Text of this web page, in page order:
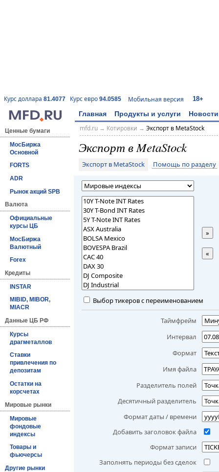
Курс доллара 81.4077 Курс евро 94.0585 Мобильная версия 18+
Главная Продукты и услуги Новости
Ценные бумаги
МосБиржа
Основной
FORTS
ADR
Рынок акций SPB
Валюта
Официальные
курсы ЦБ
МосБиржа
Валютный
Forex
Кредиты
INSTAR
MIBID, MIBOR,
MIACR
Данные ЦБ РФ
Курсы
драгметаллов
Ставки
привлечения по
депозитам
Остатки на
корсчетах
Мировые рынки
Мировые
фондовые
индексы
Товары и
фьючерсы
Другие рынки
mfd.ru→ Котировки → Экспорт в MetaStock
Экспорт в MetaStock
Экспорт в MetaStock Помощь по разделу
»
«
Выбор тикеров с переименованием
Таймфрейм
Интервал
Формат
Имя файла
Разделитель полей
Десятичный разделитель
Формат даты / времени
Добавить заголовок файла
Формат записи
Заполнять периоды без сделок